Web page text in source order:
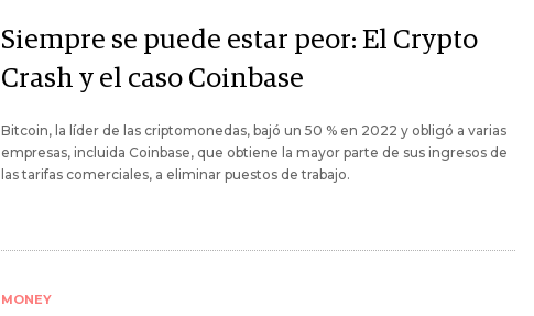
Siempre se puede estar peor: El Crypto
Crash y el caso Coinbase
Bitcoin, la líder de las criptomonedas, bajó un 50 % en 2022 y obligó a varias
empresas, incluida Coinbase, que obtiene la mayor parte de sus ingresos de
las tarifas comerciales, a eliminar puestos de trabajo.
MONEY